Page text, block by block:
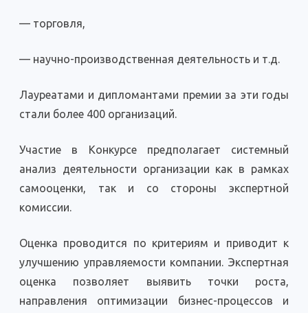
— торговля,
— научно-производственная деятельность и т.д.
Лауреатами и дипломантами премии за эти годы
стали более 400 организаций.
Участие в Конкурсе предполагает системный
анализ деятельности организации как в рамках
самооценки, так и со стороны экспертной
комиссии.
Оценка проводится по критериям и приводит к
улучшению управляемости компании. Экспертная
оценка позволяет выявить точки роста,
направления оптимизации бизнес-процессов и